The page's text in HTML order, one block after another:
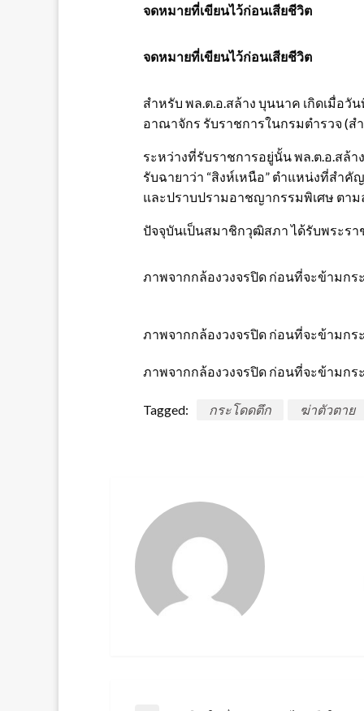
จดหมายที่เขียนไว้ก่อนเสียชีวิต
จดหมายที่เขียนไว้ก่อนเสียชีวิต
สำหรับ พล.ต.อ.สล้าง บุนนาค เกิดเมื่อวั
อาณาจักร รับราชการในกรมตำรวจ (
ระหว่างที่รับราชการอยู่นั้น พล.ต.อ.สล้า
รับฉายาว่า “สิงห์เหนือ” ตำแหน่งที่สำ
และปราบปรามอาชญากรรมพิเศษ ตาม
ปัจจุบันเป็นสมาชิกวุฒิสภา ได้รับพระร
ภาพจากกล้องวงจรปิด ก่อนที่จะข้ามกร
ภาพจากกล้องวงจรปิด ก่อนที่จะข้ามกร
ภาพจากกล้องวงจรปิด ก่อนที่จะข้ามกร
Tagged: กระโดดตึก ฆ่าตัวตาย